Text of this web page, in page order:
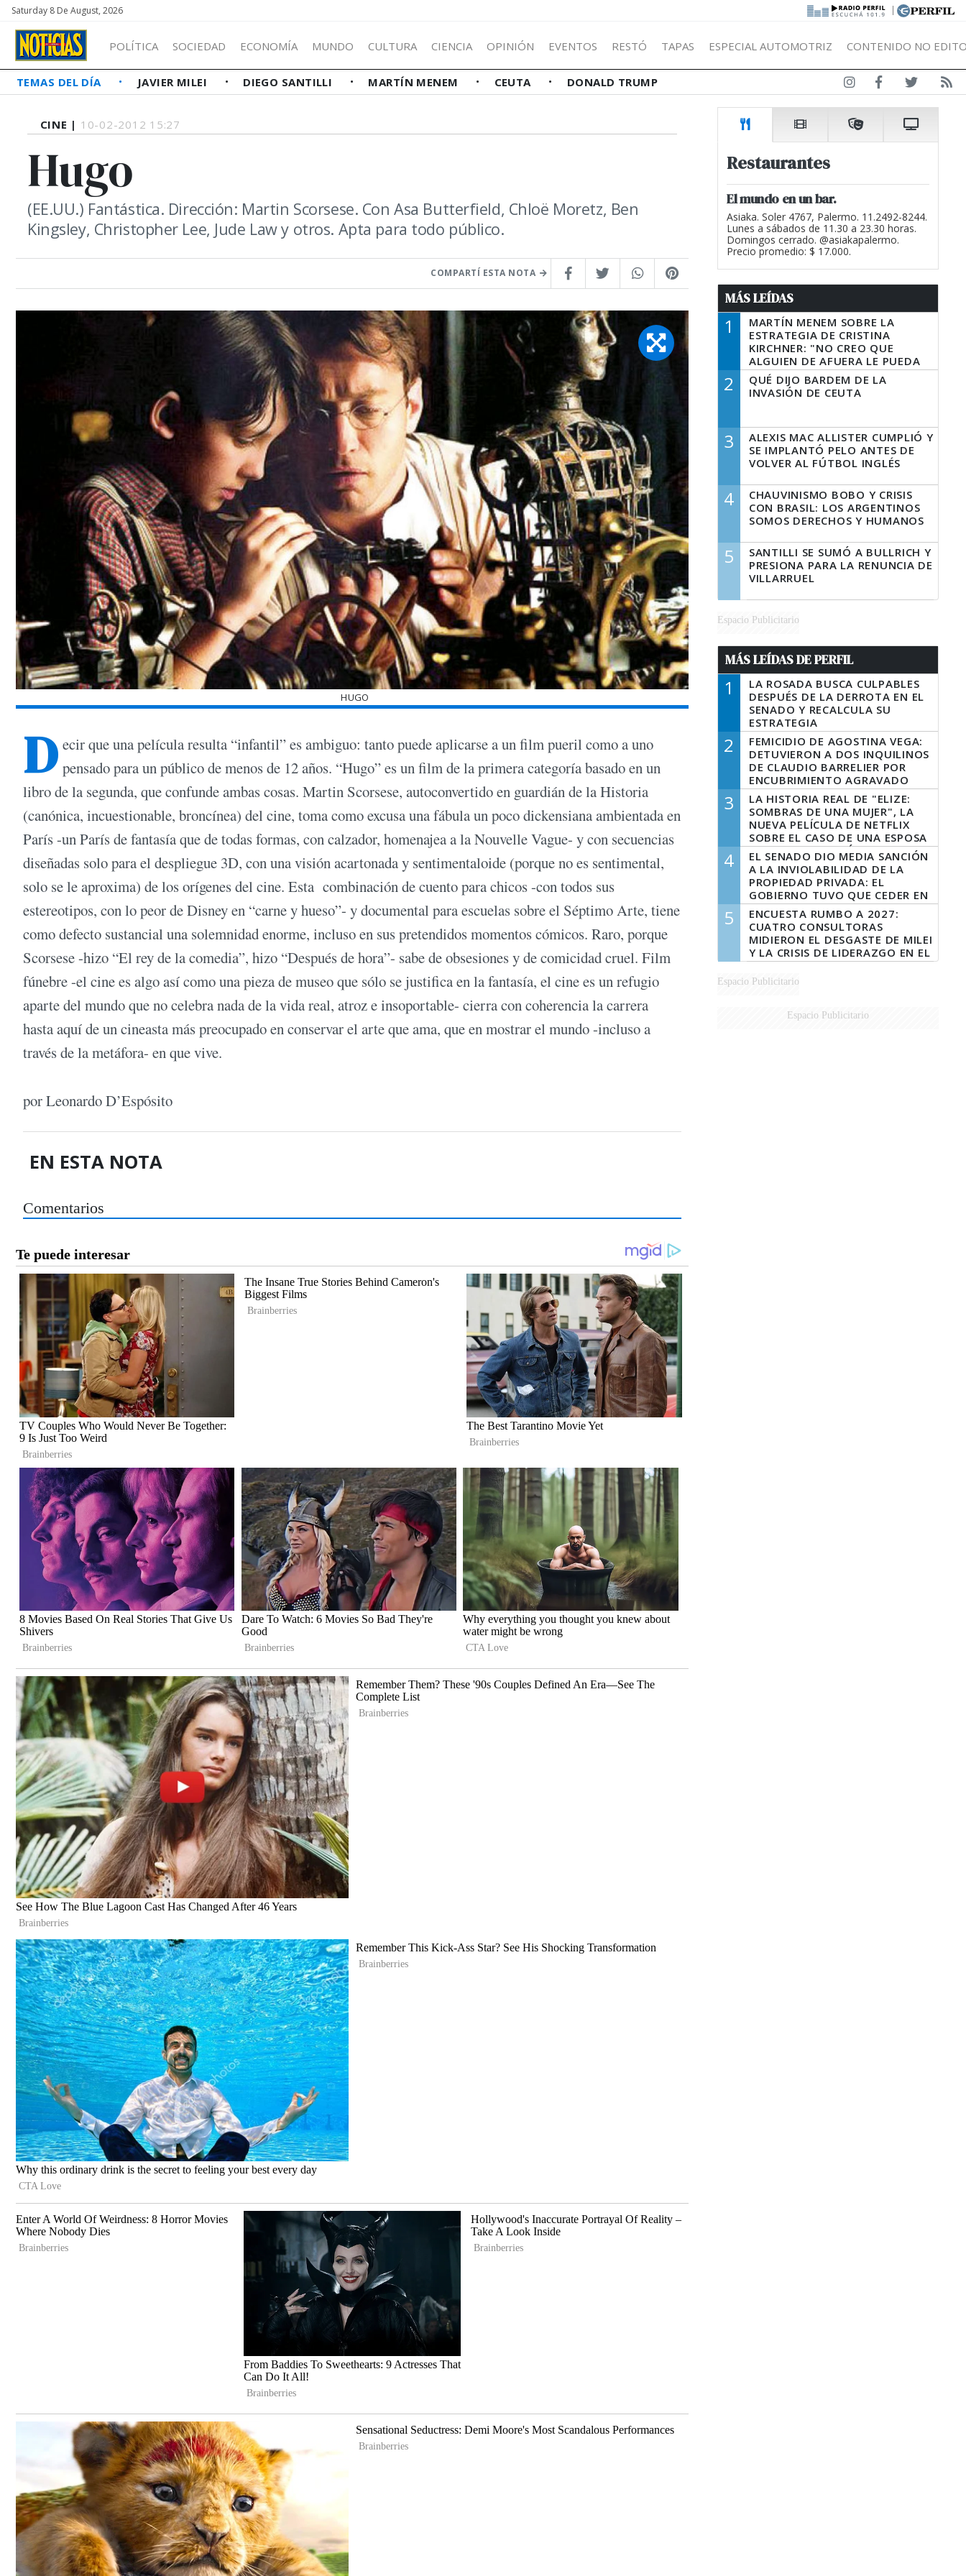
Saturday 8 De August, 2026 |
POLÍTICA SOCIEDAD ECONOMÍA MUNDO CULTURA CIENCIA OPINIÓN EVENTOS RESTÓ TAPAS ESPECIAL AUTOMOTRIZ CONTENIDO NO
TEMAS DEL DÍA JAVIER MILEI DIEGO SANTILLI MARTÍN MENEM CEUTA DONALD TRUMP
CINE | 10-02-2012 15:27
Hugo
(EE.UU.) Fantástica. Dirección: Martin Scorsese. Con Asa Butterfield, Chloë Moretz, Ben
Kingsley, Christopher Lee, Jude Law y otros. Apta para todo público.
COMPARTÍ ESTA NOTA
HUGO
D ecir que una película resulta “infantil” es ambiguo: tanto puede aplicarse a un film pueril como a uno
pensado para un público de menos de 12 años. “Hugo” es un film de la primera categoría basado en un
libro de la segunda, que confunde ambas cosas. Martin Scorsese, autoconvertido en guardián de la Historia
(canónica, incuestionable, broncínea) del cine, toma como excusa una fábula un poco dickensiana ambientada en
París -un París de fantasía que de todas formas, con calzador, homenajea a la Nouvelle Vague- y con secuencias
diseñadas solo para el despliegue 3D, con una visión acartonada y sentimentaloide (porque no es sentimental,
solo se le aproxima) de los orígenes del cine. Esta combinación de cuento para chicos -con todos sus
estereotipos, con lo peor de Disney en “carne y hueso”- y documental para escuelas sobre el Séptimo Arte, tiene
como defecto sustancial una solemnidad enorme, incluso en sus pretendidos momentos cómicos. Raro, porque
Scorsese -hizo “El rey de la comedia”, hizo “Después de hora”- sabe de obsesiones y de comicidad cruel. Film
fúnebre -el cine es algo así como una pieza de museo que sólo se justifica en la fantasía, el cine es un refugio
aparte del mundo que no celebra nada de la vida real, atroz e insoportable- cierra con coherencia la carrera
hasta aquí de un cineasta más preocupado en conservar el arte que ama, que en mostrar el mundo -incluso a
través de la metáfora- en que vive.
por Leonardo D’Espósito
EN ESTA NOTA
Comentarios
Restaurantes
El mundo en un bar.
Asiaka. Soler 4767, Palermo. 11.2492-8244.
Lunes a sábados de 11.30 a 23.30 horas.
Domingos cerrado. @asiakapalermo.
Precio promedio: $ 17.000.
MÁS LEÍDAS
1
MARTÍN MENEM SOBRE LA
ESTRATEGIA DE CRISTINA
KIRCHNER: "NO CREO QUE
ALGUIEN DE AFUERA LE PUEDA
DECIR A LA JUSTICIA LO QUE
TIENE QUE HACER"
2
QUÉ DIJO BARDEM DE LA
INVASIÓN DE CEUTA
3
ALEXIS MAC ALLISTER CUMPLIÓ Y
SE IMPLANTÓ PELO ANTES DE
VOLVER AL FÚTBOL INGLÉS
4
CHAUVINISMO BOBO Y CRISIS
CON BRASIL: LOS ARGENTINOS
SOMOS DERECHOS Y HUMANOS
5
SANTILLI SE SUMÓ A BULLRICH Y
PRESIONA PARA LA RENUNCIA DE
VILLARRUEL
Espacio Publicitario
MÁS LEÍDAS DE PERFIL
1
LA ROSADA BUSCA CULPABLES
DESPUÉS DE LA DERROTA EN EL
SENADO Y RECALCULA SU
ESTRATEGIA
2
FEMICIDIO DE AGOSTINA VEGA:
DETUVIERON A DOS INQUILINOS
DE CLAUDIO BARRELIER POR
ENCUBRIMIENTO AGRAVADO
3
LA HISTORIA REAL DE "ELIZE:
SOMBRAS DE UNA MUJER", LA
NUEVA PELÍCULA DE NETFLIX
SOBRE EL CASO DE UNA ESPOSA
QUE DESCUARTIZÓ A SU
MARIDO
4
EL SENADO DIO MEDIA SANCIÓN
A LA INVIOLABILIDAD DE LA
PROPIEDAD PRIVADA: EL
GOBIERNO TUVO QUE CEDER EN
LA LEY DEL MANEJO DEL FUEGO
5
ENCUESTA RUMBO A 2027:
CUATRO CONSULTORAS
MIDIERON EL DESGASTE DE MILEI
Y LA CRISIS DE LIDERAZGO EN EL
PERONISMO
Espacio Publicitario
Espacio Publicitario